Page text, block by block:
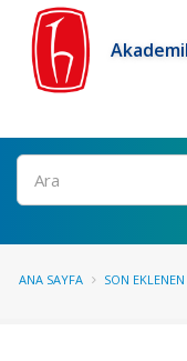
Ara
ANA SAYFA SON